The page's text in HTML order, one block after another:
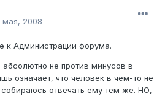
мая, 2008
к Администрации форума.
абсолютно не против минусов в
означает, что человек в чем-то не
отвечать ему тем же. НО,